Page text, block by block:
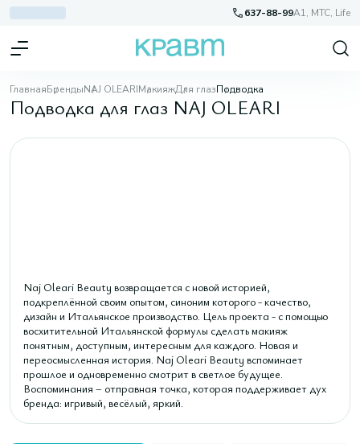
637-88-99A1, МТС, Life
ГлавнаяБрендыNAJ OLEARIМакияжДля глазПодводка
Подводка для глаз NAJ OLEARI
Naj Oleari Beauty возвращается с новой историей,
подкреплённой своим опытом, синоним которого - качество,
дизайн и Итальянское производство. Цель проекта - с помощью
восхитительной Итальянской формулы сделать макияж
понятным, доступным, интересным для каждого. Новая и
переосмысленная история. Naj Oleari Beauty вспоминает
прошлое и одновременно смотрит в светлое будущее.
Воспоминания – отправная точка, которая поддерживает дух
бренда: игривый, весёлый, яркий.